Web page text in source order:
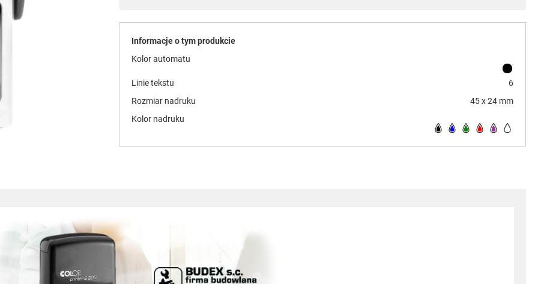
Informacje o tym produkcie
Kolor automatu
Linie tekstu
6
Rozmiar nadruku
45 x 24 mm
Kolor nadruku